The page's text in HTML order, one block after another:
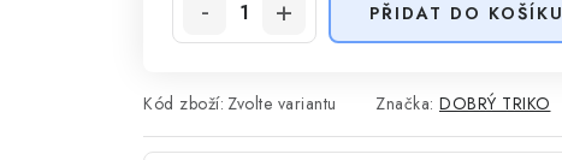
PŘIDAT DO KOŠÍKU
Kód zboží: Zvolte variantu Značka: DOBRÝ TRIKO